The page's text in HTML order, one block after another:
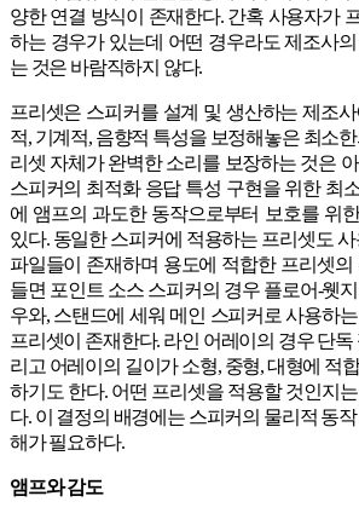
양한 연결 방식이 존재한다. 간혹 사용자가
하는 경우가 있는데 어떤 경우라도 제조사
는 것은 바람직하지 않다.
프리셋은 스피커를 설계 및 생산하는 제조
적, 기계적, 음향적 특성을 보정해놓은 최소
리셋 자체가 완벽한 소리를 보장하는 것은
스피커의 최적화 응답 특성 구현을 위한 최
에 앰프의 과도한 동작으로부터 보호를 위
있다. 동일한 스피커에 적용하는 프리셋도 사
파일들이 존재하며 용도에 적합한 프리셋의
들면 포인트 소스 스피커의 경우 플로어-웻
우와, 스탠드에 세워 메인 스피커로 사용하
프리셋이 존재한다. 라인 어레이의 경우 단독
리고 어레이의 길이가 소형, 중형, 대형에 적
하기도 한다. 어떤 프리셋을 적용할 것인지
다. 이 결정의 배경에는 스피커의 물리적 동작
해가 필요하다.
앰프와 감도